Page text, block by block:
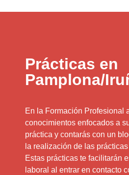
Prácticas en
Pamplona/
En la Formación Profesional
conocimientos enfocados a
práctica y contarás con un
la realización de las
Estas prácticas te facilitarán
laboral al entrar en contacto